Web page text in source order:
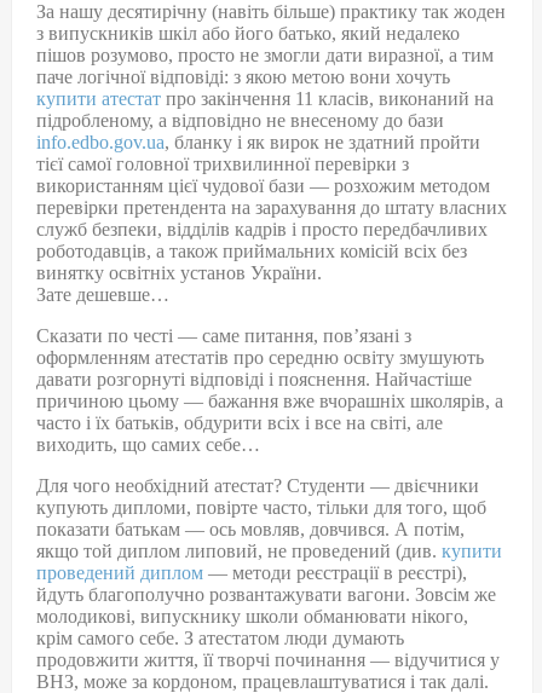
За нашу десятирічну (навіть більше) практику так жоден
з випускників шкіл або його батько, який недалеко
пішов розумово, просто не змогли дати виразної, а тим
паче логічної відповіді: з якою метою вони хочуть
купити атестатпро закінчення 11 класів, виконаний на
підробленому, а відповідно не внесеному до бази
info.edbo.gov.ua, бланку і як вирок не здатний пройти
тієї самої головної трихвилинної перевірки з
використанням цієї чудової бази — розхожим методом
перевірки претендента на зарахування до штату власних
служб безпеки, відділів кадрів і просто передбачливих
роботодавців, а також приймальних комісій всіх без
винятку освітніх установ України.
Зате дешевше…
Сказати по честі — саме питання, пов’язані з
оформленням атестатів про середню освіту змушують
давати розгорнуті відповіді і пояснення. Найчастіше
причиною цьому — бажання вже вчорашніх школярів, а
часто і їх батьків, обдурити всіх і все на світі, але
виходить, що самих себе…
Для чого необхідний атестат? Студенти — двієчники
купують дипломи, повірте часто, тільки для того, щоб
показати батькам — ось мовляв, довчився. А потім,
якщо той диплом липовий, не проведений (див. купити
проведений диплом— методи реєстрації в реєстрі),
йдуть благополучно розвантажувати вагони. Зовсім же
молодикові, випускнику школи обманювати нікого,
крім самого себе. З атестатом люди думають
продовжити життя, її творчі починання — відучитися у
ВНЗ, може за кордоном, працевлаштуватися і так далі.